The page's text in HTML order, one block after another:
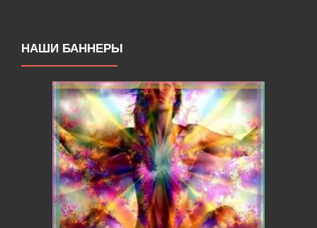
НАШИ БАННЕРЫ